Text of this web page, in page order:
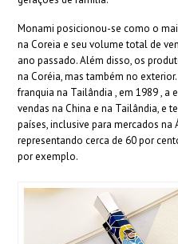
Monami posicionou-se como o
na Coreia e seu volume total de
ano passado. Além disso, os
na Coréia, mas também no
franquia na Tailândia , em 1989 , a
vendas na China e na Tailândia, e
países, inclusive para mercados na
representando cerca de 60 por
por exemplo.